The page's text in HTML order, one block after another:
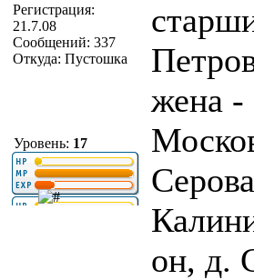
Регистрация:
21.7.08
Сообщений: 337
Откуда: Пустошка
Уровень: 17
жена -
он, д.